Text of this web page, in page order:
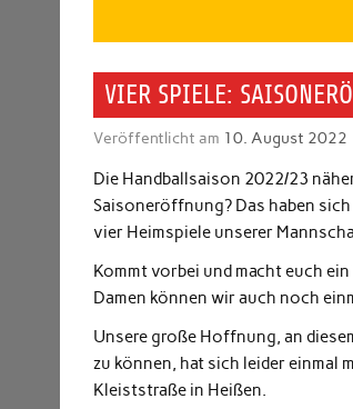
VIER SPIELE:
Veröffentlicht am 10. August 2022
Die Handballsaison 2022/23
Saisoneröffnung? Das haben
vier Heimspiele unserer
Kommt vorbei und macht euch
Damen können wir auch noch
Unsere große Hoffnung, an
zu können, hat sich leider einmal
Kleiststraße in Heißen.